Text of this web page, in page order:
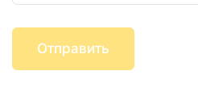
Отправить